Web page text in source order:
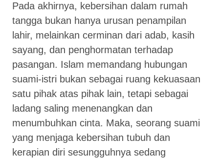
Pada akhirnya, kebersihan dalam rumah
tangga bukan hanya urusan penampilan
lahir, melainkan cerminan dari adab, kasih
sayang, dan penghormatan terhadap
pasangan. Islam memandang hubungan
suami-istri bukan sebagai ruang kekuasaan
satu pihak atas pihak lain, tetapi sebagai
ladang saling menenangkan dan
menumbuhkan cinta. Maka, seorang suami
yang menjaga kebersihan tubuh dan
kerapian diri sesungguhnya sedang